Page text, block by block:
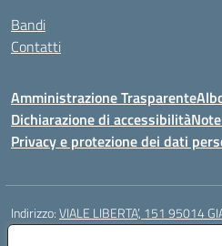
Bandi
Contatti
Amministrazione Trasparente
Dichiarazione di accessibilità
Privacy e protezione dei dati
Indirizzo:VIALE LIBERTA’, 151 95014
Centralino: